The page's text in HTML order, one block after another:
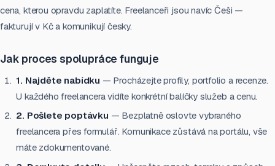
cena, kterou opravdu zaplatíte. Freelanceři jsou navíc Češi —
fakturují v Kč a komunikují česky.
Jak proces spolupráce funguje
1. Najděte nabídku — Procházejte profily, portfolio a recenze.
U každého freelancera vidíte konkrétní balíčky služeb a cenu.
2. Pošlete poptávku — Bezplatně oslovte vybraného
freelancera přes formulář. Komunikace zůstává na portálu, vše
máte zdokumentované.